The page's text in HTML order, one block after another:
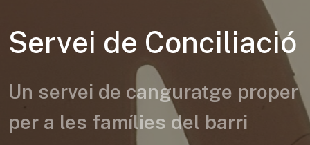
Servei de Conciliació
Un servei de canguratge proper
per a les famílies del barri